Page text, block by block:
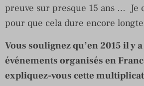
preuve sur presque 15 ans … Je
pour que cela dure encore
Vous soulignez qu’en 2015 il y
événements organisés en
expliquez-vous cette